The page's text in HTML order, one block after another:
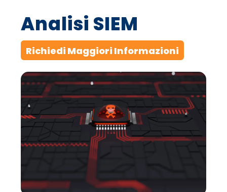
Analisi SIEM
Richiedi Maggiori Informazioni